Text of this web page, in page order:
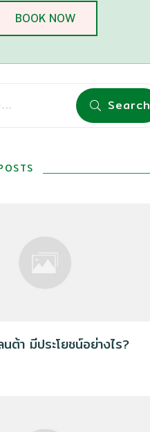
BOOK NOW
Search
ต้า มีประโยชน์อย่างไร?